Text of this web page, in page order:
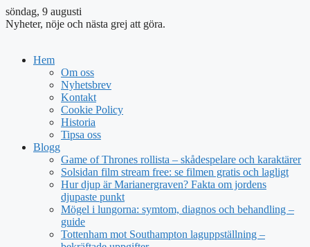
söndag, 9 augusti
Nyheter, nöje och nästa grej att göra.
Hem
Om oss
Nyhetsbrev
Kontakt
Cookie Policy
Historia
Tipsa oss
Blogg
Game of Thrones rollista – skådespelare och karaktärer
Solsidan film stream free: se filmen gratis och lagligt
Hur djup är Marianergraven? Fakta om jordens
djupaste punkt
Mögel i lungorna: symtom, diagnos och behandling –
guide
Tottenham mot Southampton laguppställning –